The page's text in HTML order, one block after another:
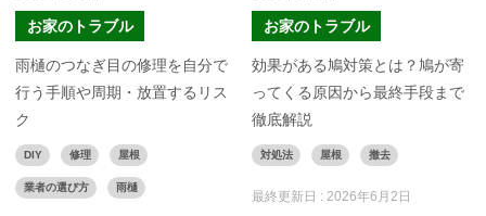
お家のトラブル
雨樋のつなぎ目の修理を自分で
行う手順や周期・放置するリス
ク
DIY 修理 屋根
業者の選び方 雨樋
お家のトラブル
効果がある鳩対策とは？鳩が寄
ってくる原因から最終手段まで
徹底解説
対処法 屋根 撤去
最終更新日 : 2026年6月2日